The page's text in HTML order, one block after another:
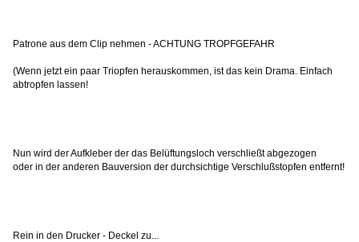
Patrone aus dem Clip nehmen - ACHTUNG TROPFGEFAHR
(Wenn jetzt ein paar Triopfen herauskommen, ist das kein Drama. Einfach
abtropfen lassen!
Nun wird der Aufkleber der das Belüftungsloch verschließt abgezogen
oder in der anderen Bauversion der durchsichtige Verschlußstopfen entfernt!
Rein in den Drucker - Deckel zu...